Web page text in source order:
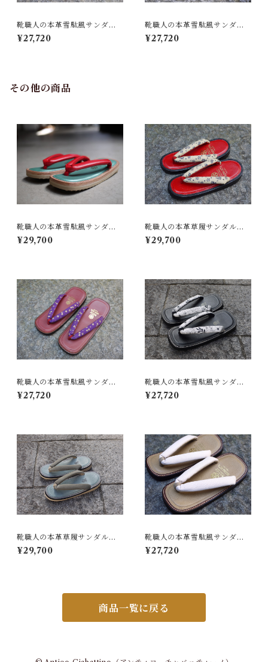
靴職人の本革雪駄風サンダル
「那古野雪駄」（鼻緒：BI#0
20)
¥27,720
靴職人の本革雪駄風サンダル
「那古野雪駄」（鼻緒：BI#0
18-B)
¥27,720
その他の商品
靴職人の本革雪駄風サンダル
「那古野雪駄」（革鼻緒：LE
#011)
¥29,700
靴職人の本革草履サンダル
「那古野草履」（鼻緒：ST#0
17)
¥29,700
靴職人の本革雪駄風サンダル
「那古野雪駄」（鼻緒：ST#0
13)
¥27,720
靴職人の本革雪駄風サンダル
「那古野雪駄」（鼻緒：ST#0
24)
¥27,720
靴職人の本革草履サンダル
「那古野草履」（鼻緒 BI#0
09）
¥29,700
靴職人の本革雪駄風サンダル
「那古野雪駄」（鼻緒：BI#0
11)
¥27,720
商品一覧に戻る